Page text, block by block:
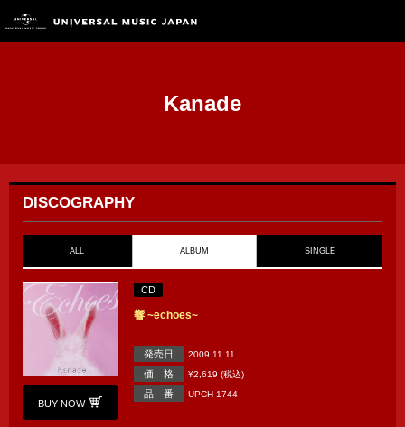
Kanade
DISCOGRAPHY
ALL ALBUM SINGLE
BUY NOW
CD
響 ~echoes~
発売日 2009.11.11
価 格 ¥2,619 (税込)
品 番 UPCH-1744